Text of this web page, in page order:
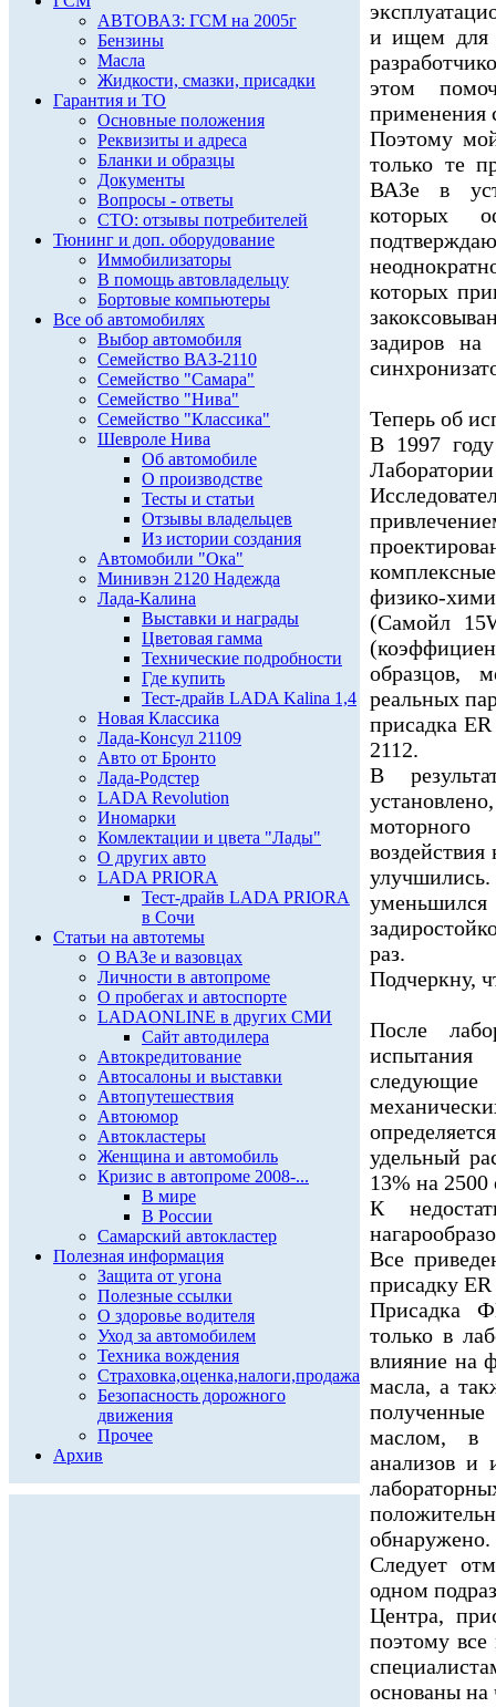
АВТОВАЗ: ГСМ на 2005г
Бензины
Масла
Жидкости, смазки, присадки
Гарантия и ТО
Основные положения
Реквизиты и адреса
Бланки и образцы
Документы
Вопросы - ответы
СТО: отзывы потребителей
Тюнинг и доп. оборудование
Иммобилизаторы
В помощь автовладельцу
Бортовые компьютеры
Все об автомобилях
Выбор автомобиля
Семейство ВАЗ-2110
Семейство "Самара"
Семейство "Нива"
Семейство "Классика"
Шевроле Нива
Об автомобиле
О производстве
Тесты и статьи
Отзывы владельцев
Из истории создания
Автомобили "Ока"
Минивэн 2120 Надежда
Лада-Калина
Выставки и награды
Цветовая гамма
Технические подробности
Где купить
Тест-драйв LADA Kalina 1,4
Новая Классика
Лада-Консул 21109
Авто от Бронто
Лада-Родстер
LADA Revolution
Иномарки
Комлектации и цвета "Лады"
О других авто
LADA PRIORA
Тест-драйв LADA PRIORA
в Сочи
Статьи на автотемы
О ВАЗе и вазовцах
Личности в автопроме
О пробегах и автоспорте
LADAONLINE в других СМИ
Сайт автодилера
Автокредитование
Автосалоны и выставки
Автопутешествия
Автоюмор
Автокластеры
Женщина и автомобиль
Кризис в автопроме 2008-...
В мире
В России
Самарский автокластер
Полезная информация
Защита от угона
Полезные ссылки
О здоровье водителя
Уход за автомобилем
Техника вождения
Страховка,оценка,налоги,продажа
Безопасность дорожного
движения
Прочее
Архив
и ищем для
этом
применения
Поэтому
только те
ВАЗе в
которых
которых
задиров на
Теперь об
В 1997
физико-
(Самойл
образцов,
реальных
присадка
2112.
В
моторного
воздействия
раз.
Подчеркну,
После
следующие
удельный
13% на
К
Все
присадку
Присадка
только в
влияние на
масла, а
маслом, в
анализов и
обнаружено.
Следует
одном
Центра,
поэтому
основаны